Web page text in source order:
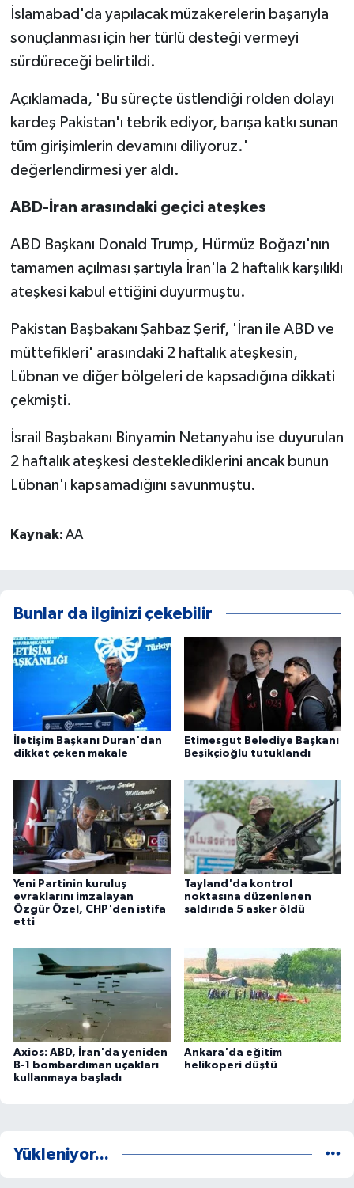
İslamabad'da yapılacak müzakerelerin başarıyla
sonuçlanması için her türlü desteği vermeyi
sürdüreceği belirtildi.
Açıklamada, 'Bu süreçte üstlendiği rolden dolayı
kardeş Pakistan'ı tebrik ediyor, barışa katkı sunan
tüm girişimlerin devamını diliyoruz.'
değerlendirmesi yer aldı.
ABD-İran arasındaki geçici ateşkes
ABD Başkanı Donald Trump, Hürmüz Boğazı'nın
tamamen açılması şartıyla İran'la 2 haftalık karşılıklı
ateşkesi kabul ettiğini duyurmuştu.
Pakistan Başbakanı Şahbaz Şerif, 'İran ile ABD ve
müttefikleri' arasındaki 2 haftalık ateşkesin,
Lübnan ve diğer bölgeleri de kapsadığına dikkati
çekmişti.
İsrail Başbakanı Binyamin Netanyahu ise duyurulan
2 haftalık ateşkesi desteklediklerini ancak bunun
Lübnan'ı kapsamadığını savunmuştu.
Kaynak: AA
Bunlar da ilginizi çekebilir
İletişim Başkanı Duran'dan
dikkat çeken makale
Etimesgut Belediye Başkanı
Beşikçioğlu tutuklandı
Yeni Partinin kuruluş
evraklarını imzalayan
Özgür Özel, CHP'den istifa
etti
Tayland'da kontrol
noktasına düzenlenen
saldırıda 5 asker öldü
Axios: ABD, İran'da yeniden
B-1 bombardıman uçakları
kullanmaya başladı
Ankara'da eğitim
helikoperi düştü
Yükleniyor...